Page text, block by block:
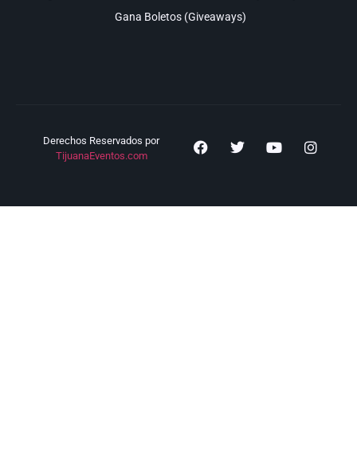
Gana Boletos (Giveaways)
Derechos Reservados por
TijuanaEventos.com